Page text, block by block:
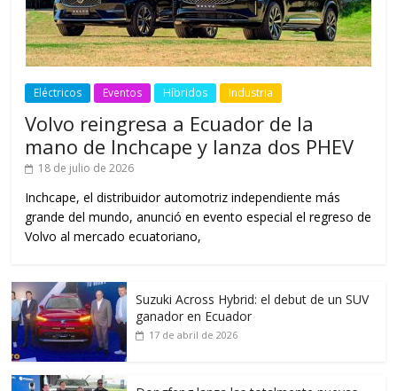
Eléctricos Eventos Híbridos Industria
Volvo reingresa a Ecuador de la
mano de Inchcape y lanza dos PHEV
18 de julio de 2026
Inchcape, el distribuidor automotriz independiente más
grande del mundo, anunció en evento especial el regreso de
Volvo al mercado ecuatoriano,
Suzuki Across Hybrid: el debut de un SUV
ganador en Ecuador
17 de abril de 2026